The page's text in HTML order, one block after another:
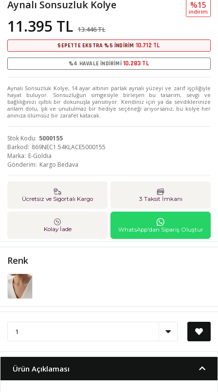
Aynalı Sonsuzluk Kolye
11.395 TL 13.446 TL
%15
i̇ndi̇ri̇m
SEPETTE EKSTRA %5 İNDİRİM 10.712 TL
%4 HAVALE İNDİRİMİ 10.283 TL
Aynalı Sonsuzluk Kolye, 14 ayar altının parlak aynalı yüzeyi ve zarif işçiliğiyle
hayat buluyor. Sonsuzluğun simgesiyle birleşen bu tasarım, sevgi ve
bağlılığınızı ışıltılı bir dokunuşla yansıtıyor. Kendiniz için ya da sevdiklerinize
anlam dolu, şık ve unutulmaz bir hediye seçeneği arıyorsanız, bu kolye her
anınıza ölümsüz bir zarafet katacak.
Stok Kodu 5000155
Barkod 869NEC1.54KLACE5000155
Marka E-Goldia
Gönderim Kargo Bedava
Ücretsiz ve Sigortalı Kargo 3 Taksit İmkanı
Kolay İade WhatsApp'dan Sipariş Oluştur
Renk
Ürün Açıklaması